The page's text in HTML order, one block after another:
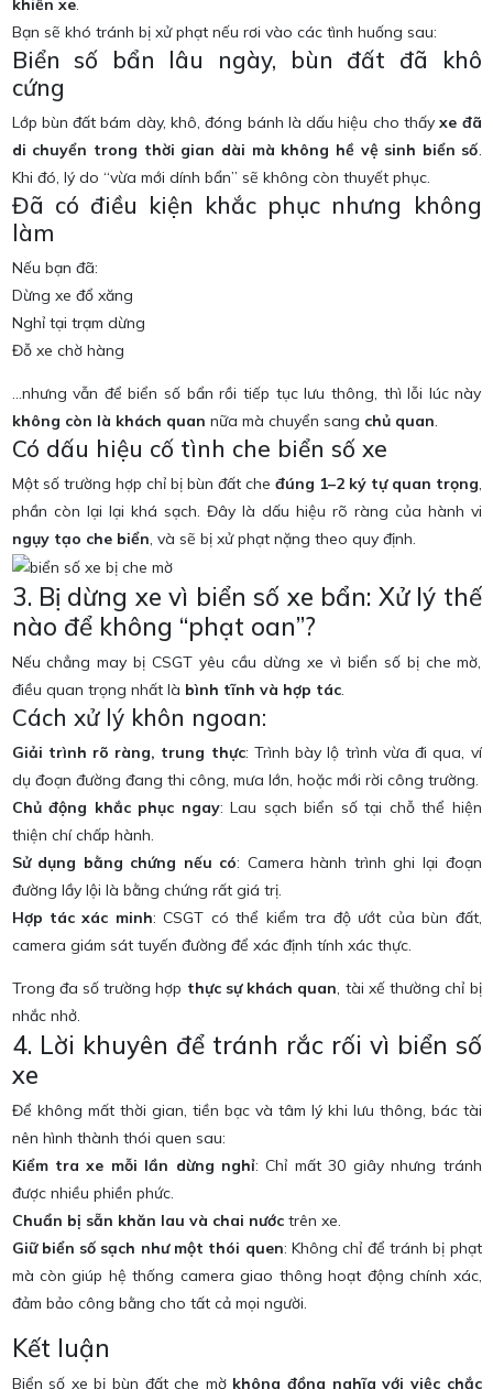
khiển xe.
Bạn sẽ khó tránh bị xử phạt nếu rơi vào các tình huống sau:
Biển số bẩn lâu ngày, bùn đất đã khô
cứng
Lớp bùn đất bám dày, khô, đóng bánh là dấu hiệu cho thấyxe đã
di chuyển trong thời gian dài mà không hề vệ sinh biển số.
Khi đó, lý do “vừa mới dính bẩn” sẽ không còn thuyết phục.
Đã có điều kiện khắc phục nhưng không
làm
Nếu bạn đã:
Dừng xe đổ xăng
Nghỉ tại trạm dừng
Đỗ xe chờ hàng
…nhưng vẫn để biển số bẩn rồi tiếp tục lưu thông, thì lỗi lúc này
không còn là khách quan nữa mà chuyển sang chủ quan.
Có dấu hiệu cố tình che biển số xe
Một số trường hợp chỉ bị bùn đất che đúng 1–2 ký tự quan trọng,
phần còn lại lại khá sạch. Đây là dấu hiệu rõ ràng của hành vi
ngụy tạo che biển, và sẽ bị xử phạt nặng theo quy định.
3. Bị dừng xe vì biển số xe bẩn: Xử lý thế
nào để không “phạt oan”?
Nếu chẳng may bị CSGT yêu cầu dừng xe vì biển số bị che mờ,
điều quan trọng nhất là bình tĩnh và hợp tác.
Cách xử lý khôn ngoan:
Giải trình rõ ràng, trung thực: Trình bày lộ trình vừa đi qua, ví
dụ đoạn đường đang thi công, mưa lớn, hoặc mới rời công trường.
Chủ động khắc phục ngay: Lau sạch biển số tại chỗ thể hiện
thiện chí chấp hành.
Sử dụng bằng chứng nếu có: Camera hành trình ghi lại đoạn
đường lầy lội là bằng chứng rất giá trị.
Hợp tác xác minh: CSGT có thể kiểm tra độ ướt của bùn đất,
camera giám sát tuyến đường để xác định tính xác thực.
Trong đa số trường hợp thực sự khách quan, tài xế thường chỉ bị
nhắc nhở.
4. Lời khuyên để tránh rắc rối vì biển số
xe
Để không mất thời gian, tiền bạc và tâm lý khi lưu thông, bác tài
nên hình thành thói quen sau:
Kiểm tra xe mỗi lần dừng nghỉ: Chỉ mất 30 giây nhưng tránh
được nhiều phiền phức.
Chuẩn bị sẵn khăn lau và chai nướctrên xe.
Giữ biển số sạch như một thói quen: Không chỉ để tránh bị phạt
mà còn giúp hệ thống camera giao thông hoạt động chính xác,
đảm bảo công bằng cho tất cả mọi người.
Kết luận
Biển số xe bị bùn đất che mờ không đồng nghĩa với việc chắc